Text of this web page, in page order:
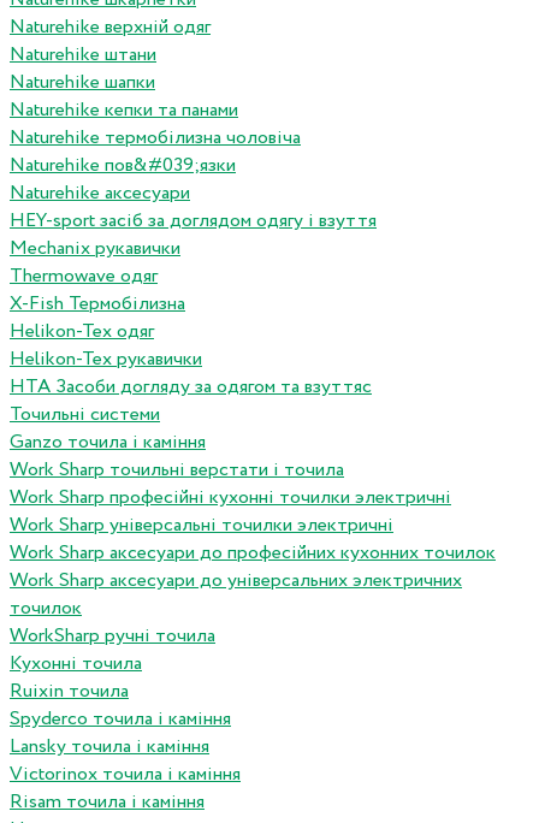
Naturehike верхній одяг
Naturehike штани
Naturehike шапки
Naturehike кепки та панами
Naturehike термобілизна чоловіча
Naturehike пов&#039;язки
Naturehike аксесуари
HEY-sport засіб за доглядом одягу і взуття
Mechanix рукавички
Thermowave одяг
X-Fish Термобілизна
Helikon-Tex одяг
Helikon-Tex рукавички
HTA Засоби догляду за одягом та взуттяс
Точильні системи
Ganzo точила і каміння
Work Sharp точильні верстати і точила
Work Sharp професiйнi кухоннi точилки электричнi
Work Sharp унiверсальнi точилки электричнi
Work Sharp аксесуари до професiйних кухонних точилок
Work Sharp аксесуари до унiверсальних электричних
точилок
WorkSharp ручні точила
Кухонні точила
Ruixin точила
Spyderco точила і каміння
Lansky точила і каміння
Victorinox точила і каміння
Risam точила і каміння